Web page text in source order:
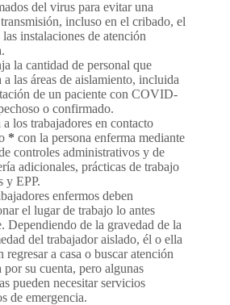
del virus para evitar una
incluso en el cribado, el
instalaciones de atención
la cantidad de personal que
a las áreas de aislamiento, incluida
de un paciente con COVID-
o confirmado.
a los trabajadores en contacto
* con la persona enferma mediante
controles administrativos y de
adicionales, prácticas de trabajo
y EPP.
enfermos deben
el lugar de trabajo lo antes
Dependiendo de la gravedad de la
del trabajador aislado, él o ella
regresar a casa o buscar atención
por su cuenta, pero algunas
pueden necesitar servicios
de emergencia.